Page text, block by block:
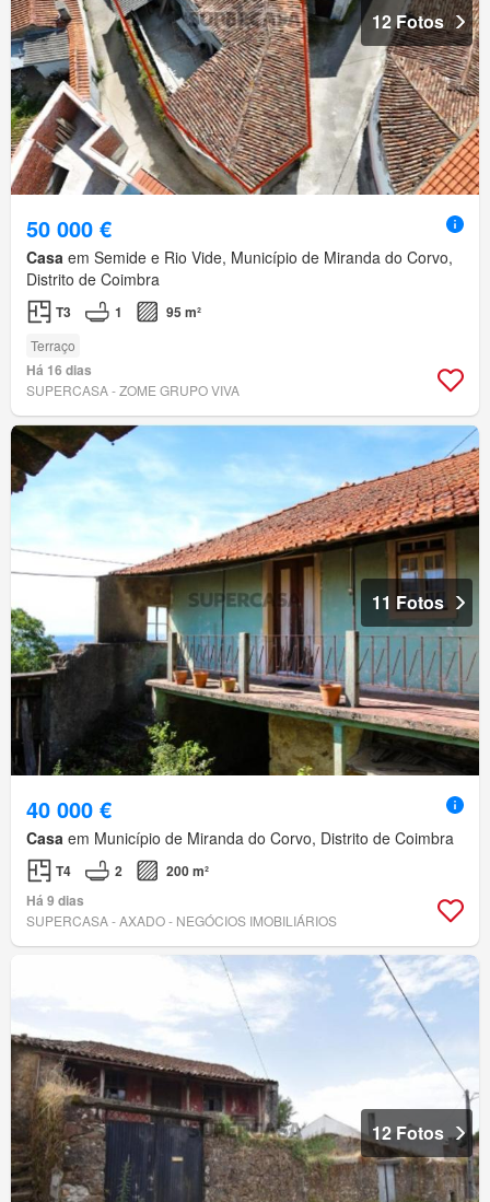
12 Fotos
50 000 €
Casa em Semide e Rio Vide, Município de Miranda do Corvo,
Distrito de Coimbra
T3 1 95 m²
Terraço
Há 16 dias
SUPERCASA - ZOME GRUPO VIVA
11 Fotos
40 000 €
Casa em Município de Miranda do Corvo, Distrito de Coimbra
T4 2
200 m²
Há 9 dias
SUPERCASA - AXADO - NEGÓCIOS IMOBILIÁRIOS
12 Fotos